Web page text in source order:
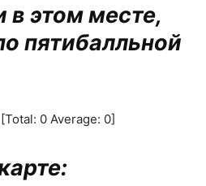
этом месте,
пятибалльной
[Total: 0 Average: 0]